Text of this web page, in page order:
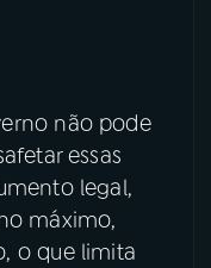
não pode
essas
legal,
máximo,
o que limita